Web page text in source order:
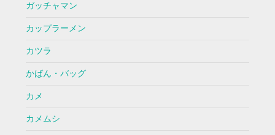
ガッチャマン
カップラーメン
カツラ
かばん・バッグ
カメ
カメムシ